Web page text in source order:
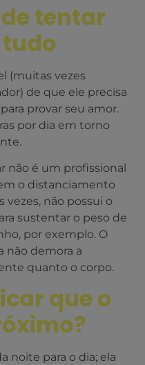
tentar
(muitas vezes
de que ele precisa
provar seu amor.
por dia em torno
não é um profissional
o distanciamento
vezes, não possui o
sustentar o peso de
por exemplo. O
não demora a
quanto o corpo.
que o
noite para o dia; ela